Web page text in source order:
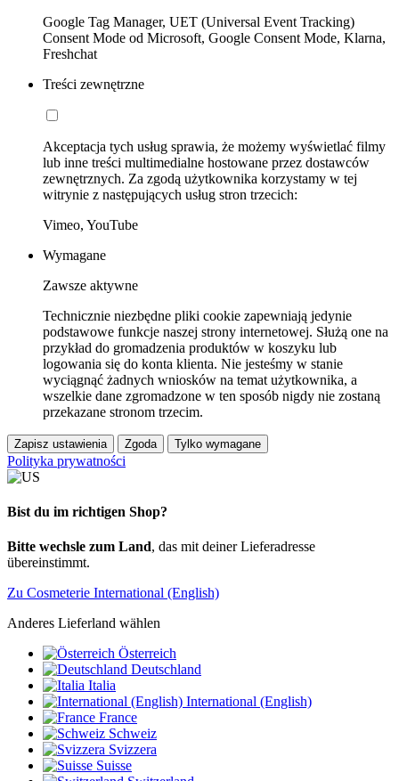
Google Tag Manager, UET (Universal Event Tracking)
Consent Mode od Microsoft, Google Consent Mode, Klarna,
Freshchat
Treści zewnętrzne
Akceptacja tych usług sprawia, że możemy wyświetlać filmy
lub inne treści multimedialne hostowane przez dostawców
zewnętrznych. Za zgodą użytkownika korzystamy w tej
witrynie z następujących usług stron trzecich:
Vimeo, YouTube
Wymagane
Zawsze aktywne
Technicznie niezbędne pliki cookie zapewniają jedynie
podstawowe funkcje naszej strony internetowej. Służą one na
przykład do gromadzenia produktów w koszyku lub
logowania się do konta klienta. Nie jesteśmy w stanie
wyciągnąć żadnych wniosków na temat użytkownika, a
wszelkie dane zgromadzone w ten sposób nigdy nie zostaną
przekazane stronom trzecim.
Zapisz ustawienia Zgoda Tylko wymagane
Polityka prywatności
Bist du im richtigen Shop?
Bitte wechsle zum Land, das mit deiner Lieferadresse
übereinstimmt.
Zu Cosmeterie International (English)
Anderes Lieferland wählen
Österreich
Deutschland
Italia
International (English)
France
Schweiz
Svizzera
Suisse